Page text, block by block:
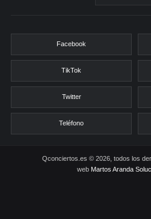
Facebook
TikTok
Twitter
Teléfono
Qconciertos.es © 2026, todos los
web Martos Aranda